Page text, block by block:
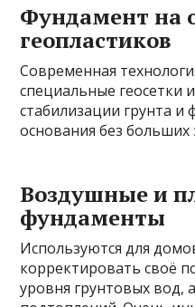
Фундамент на
геопластиков
Современная
специальные геосетки
стабилизации грунта
основания без больших
Воздушные и
фундаменты
Используются для
корректировать своё
уровня грунтовых вод,